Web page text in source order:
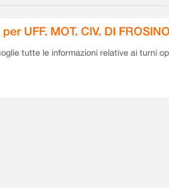
UFF. MOT. CIV. DI
tutte le informazioni relative ai turni